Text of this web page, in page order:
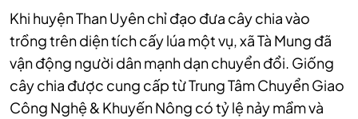
Khi huyện Than Uyên chỉ đạo đưa cây chia vào
trồng trên diện tích cấy lúa một vụ, xã Tà Mung đã
vận động người dân mạnh dạn chuyển đổi. Giống
cây chia được cung cấp từ Trung Tâm Chuyển Giao
Công Nghệ & Khuyến Nông có tỷ lệ nảy mầm và